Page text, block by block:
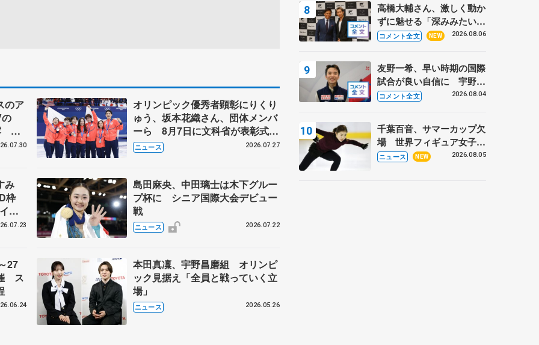
のア
ハ
ンバ
オリンピック優秀者顕彰にりくり
ゅう、坂本花織さん、団体メンバ
ーら 8月7日に文科省が表彰式、
ブルーノ・マルコット、中野園子
らコーチも
ニュース 2026.07.27
み
枠
ス
#74
島田麻央、中田璃士は木下グルー
プ杯に シニア国際大会デビュー
戦
ニュース 2026.07.22
27
ス
本田真凜、宇野昌磨組 オリンピ
ック見据え「全員と戦っていく立
場」
ニュース 2026.05.26
高橋大輔さん、激しく動か
ずに魅せる「深みみたいな
ものは出てきている？」
ド野村忠宏さんと和気あい
あい
コメント全文 NEW 2026.08.06
友野一希、早い時期の国際
試合が良い自信に 宇野昌
磨の現役復帰に思っている
トロフィーフリー】
コメント全文 2026.08.04
千葉百音、サマーカップ欠
場 世界フィギュア女子2
位
ニュース NEW 2026.08.05